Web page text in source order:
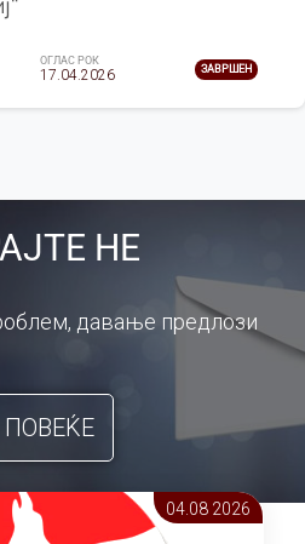
ОГЛАС РОК
17.04.2026 ЗАВРШЕН
НЕ
давање предлози
ПОВЕЌЕ
04.08 2026